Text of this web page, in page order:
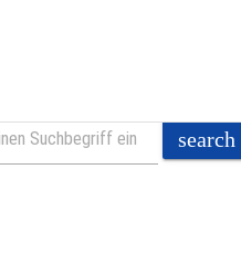
search